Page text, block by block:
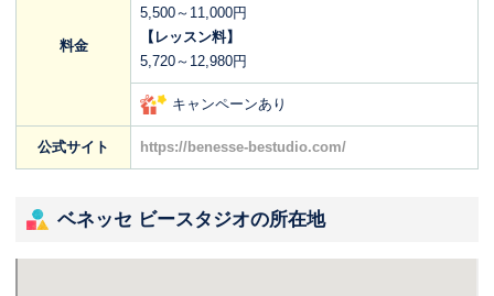
料金
5,500～11,000円
【レッスン料】
5,720～12,980円
キャンペーンあり
公式サイト https://benesse-bestudio.com/
ベネッセ ビースタジオの所在地